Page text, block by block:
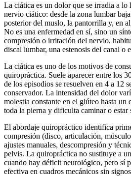
La ciática es un dolor que se irradia a lo
nervio ciático: desde la zona lumbar
posterior del muslo, la pantorrilla y, en
No es una enfermedad en sí, sino un
compresión o irritación del nervio,
discal lumbar, una estenosis del canal o
La ciática es uno de los motivos de
quiropráctica. Suele aparecer entre los
de los episodios se resuelven en 4 a 12
conservador. La intensidad del dolor
molestia constante en el glúteo hasta un
toda la pierna y dificulta caminar o estar
El abordaje quiropráctico identifica
compresión (disco, articulación,
ajustes manuales, descompresión y
pelvis. La quiropráctica no sustituye a
cuando hay déficit neurológico, pero sí
efectiva en cuadros mecánicos sin